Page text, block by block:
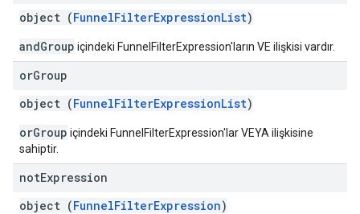
object (FunnelFilterExpressionList)
andGroup içindeki FunnelFilterExpression'ların VE ilişkisi vardır.
orGroup
object (FunnelFilterExpressionList)
orGroup içindeki FunnelFilterExpression'lar VEYA ilişkisine
sahiptir.
notExpression
object (FunnelFilterExpression)